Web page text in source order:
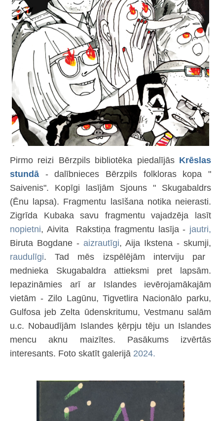
Pirmo reizi Bērzpils bibliotēka piedalījās Krēslas
stundā - dalībnieces Bērzpils folkloras kopa "
Saivenis". Kopīgi lasījām Sjouns " Skugabaldrs
(Ēnu lapsa). Fragmentu lasīšana notika neierasti.
Zigrīda Kubaka savu fragmentu vajadzēja lasīt
nopietni, Aivita Rakstiņa fragmentu lasīja - jautri,
Biruta Bogdane - aizrautīgi, Aija Ikstena - skumji,
raudulīgi. Tad mēs izspēlējām interviju par
mednieka Skugabaldra attieksmi pret lapsām.
Iepazināmies arī ar Islandes ievērojamākajām
vietām - Zilo Lagūnu, Tigvetlira Nacionālo parku,
Gulfosa jeb Zelta ūdenskritumu, Vestmanu salām
u.c. Nobaudījām Islandes ķērpju tēju un Islandes
mencu aknu maizītes. Pasākums izvērtās
interesants. Foto skatīt galerijā 2024.